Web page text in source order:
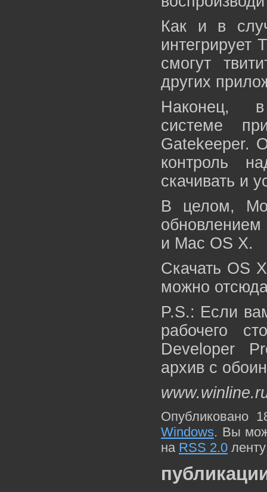
Как и в
интегрирует
смогут
других
Наконец, в
системе
Gatekeeper.
контроль
скачивать и
В целом,
и Mac OS X.
Скачать OS
можно
P.S.: Если
рабочего
Developer
архив с
Опубликовано
Windows. Вы
на RSS 2.0